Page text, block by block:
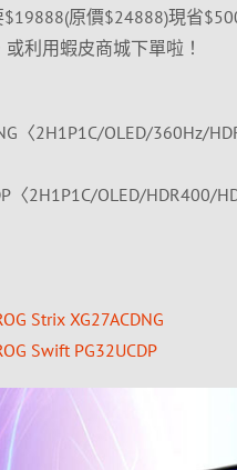
$19888(原價$24888)現省
利用蝦皮商城下單啦！
〈2H1P1C/OLED/360Hz/
〈2H1P1C/OLED/HDR400/
Strix XG27ACDNG
Swift PG32UCDP